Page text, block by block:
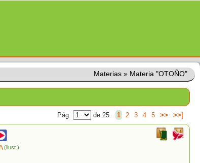
Materias » Materia "OTOÑO"
Pág. de 25. 1 2 3 4 5 >> >>|
(ilust.)